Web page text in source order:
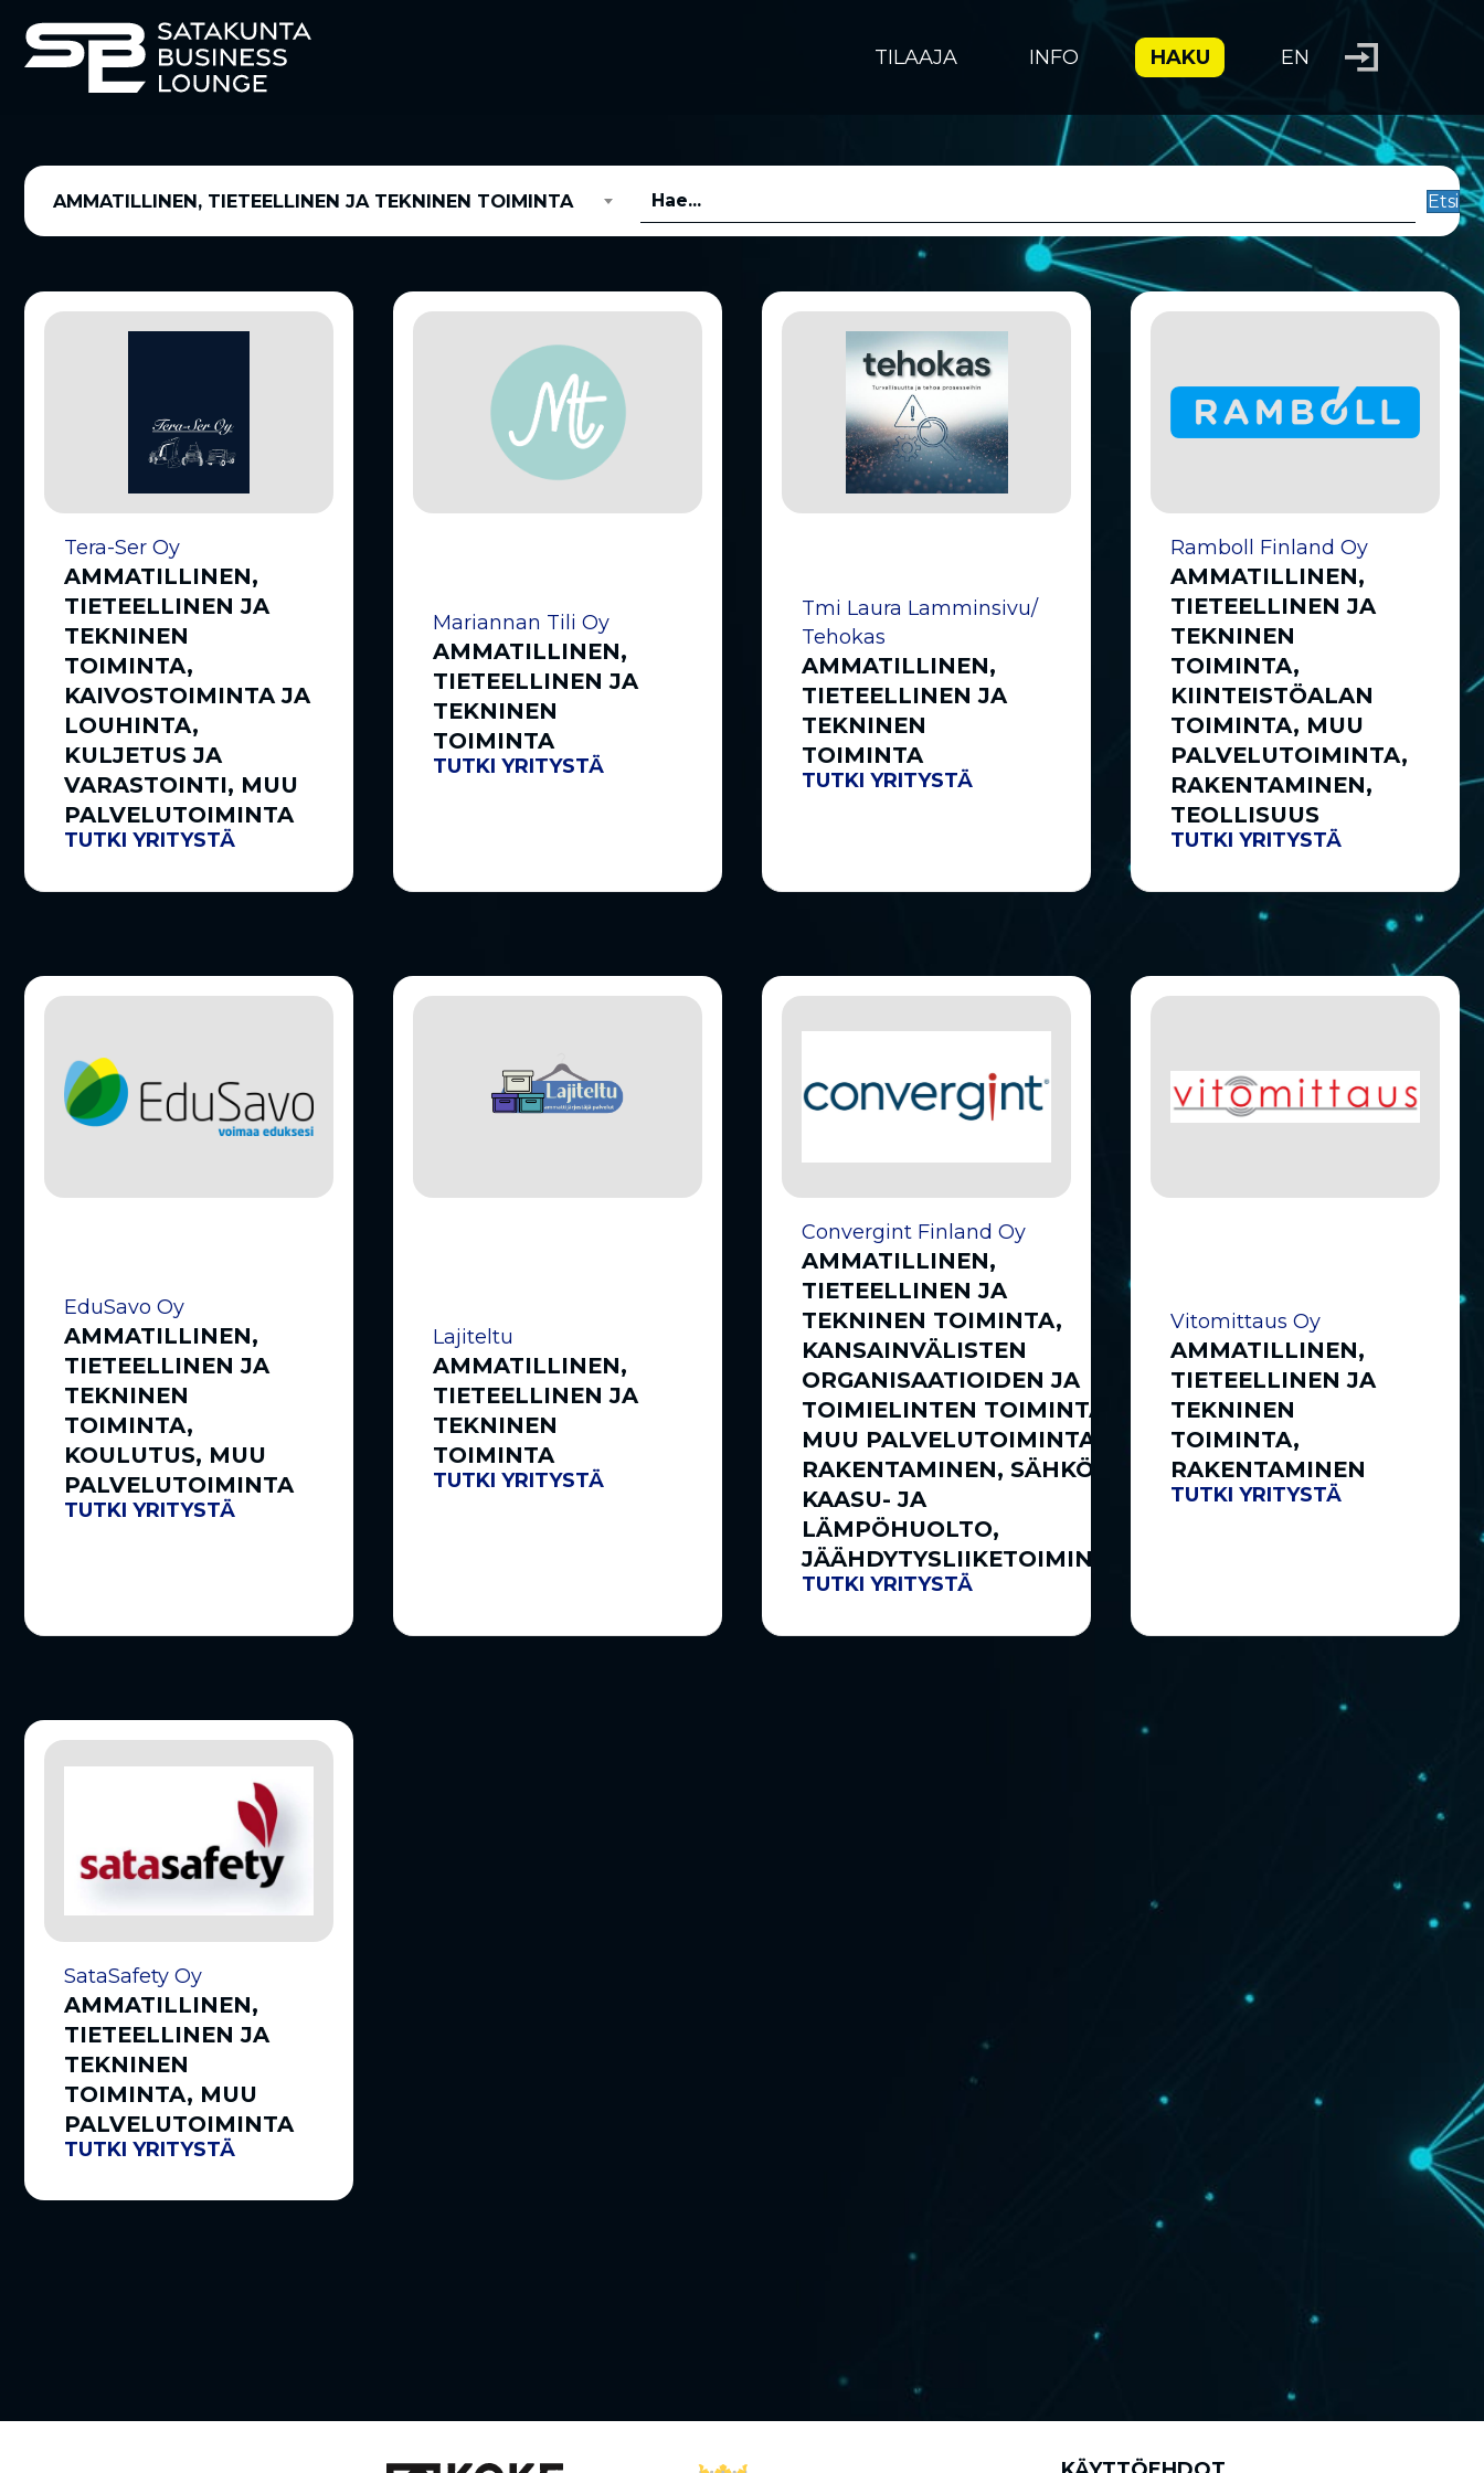
TILAAJA INFO HAKU EN
AMMATILLINEN, TIETEELLINEN JA TEKNINEN TOIMINTA Etsi
Tera-Ser Oy
AMMATILLINEN,
TIETEELLINEN JA
TEKNINEN
TOIMINTA,
KAIVOSTOIMINTA JA
LOUHINTA,
KULJETUS JA
VARASTOINTI, MUU
PALVELUTOIMINTA
TUTKI YRITYSTÄ
Mariannan Tili Oy
AMMATILLINEN,
TIETEELLINEN JA
TEKNINEN
TOIMINTA
TUTKI YRITYSTÄ
Tmi Laura Lamminsivu/
Tehokas
AMMATILLINEN,
TIETEELLINEN JA
TEKNINEN
TOIMINTA
TUTKI YRITYSTÄ
Ramboll Finland Oy
AMMATILLINEN,
TIETEELLINEN JA
TEKNINEN
TOIMINTA,
KIINTEISTÖALAN
TOIMINTA, MUU
PALVELUTOIMINTA,
RAKENTAMINEN,
TEOLLISUUS
TUTKI YRITYSTÄ
EduSavo Oy
AMMATILLINEN,
TIETEELLINEN JA
TEKNINEN
TOIMINTA,
KOULUTUS, MUU
PALVELUTOIMINTA
TUTKI YRITYSTÄ
Lajiteltu
AMMATILLINEN,
TIETEELLINEN JA
TEKNINEN
TOIMINTA
TUTKI YRITYSTÄ
Convergint Finland Oy
AMMATILLINEN,
TIETEELLINEN JA
TEKNINEN TOIMINTA,
KANSAINVÄLISTEN
ORGANISAATIOIDEN JA
TOIMIELINTEN TOIMINTA,
MUU PALVELUTOIMINTA,
RAKENTAMINEN, SÄHKÖ-,
KAASU- JA
LÄMPÖHUOLTO,
JÄÄHDYTYSLIIKETOIMINTA
TUTKI YRITYSTÄ
Vitomittaus Oy
AMMATILLINEN,
TIETEELLINEN JA
TEKNINEN
TOIMINTA,
RAKENTAMINEN
TUTKI YRITYSTÄ
SataSafety Oy
AMMATILLINEN,
TIETEELLINEN JA
TEKNINEN
TOIMINTA, MUU
PALVELUTOIMINTA
TUTKI YRITYSTÄ